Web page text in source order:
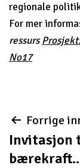
regionale
For mer
ressurs
No17
Forrige
Invitasjon